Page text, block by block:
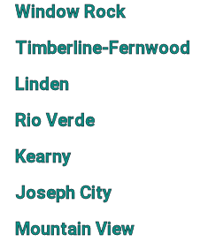
Window Rock
Timberline-Fernwood
Linden
Rio Verde
Kearny
Joseph City
Mountain View